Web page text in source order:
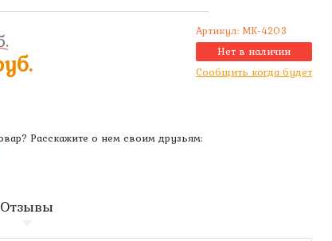
Артикул: MK-4203
Нет в наличии
Сообщить когда будет
Расскажите о нем своим друзьям:
Отзывы